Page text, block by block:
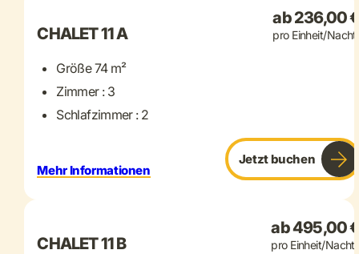
CHALET 11 A
Größe 74 m²
Zimmer : 3
Schlafzimmer : 2
ab 236,00
pro Einheit/Nacht
Mehr Informationen
Jetzt buchen
+ 22 mehr
CHALET 11 B
ab 495,00
pro Einheit/Nacht